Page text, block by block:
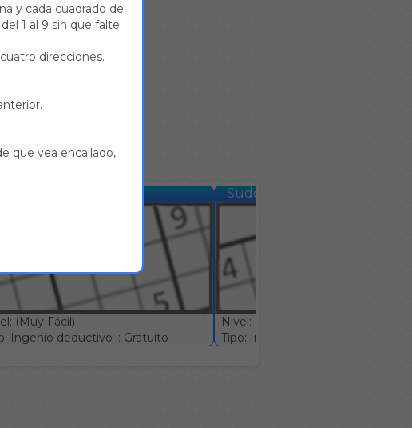
(Muy Fácil)
Ingenio deductivo :: Gratuito
Sudoku #79
Nivel: (Muy Fácil)
Tipo: Ingenio deductivo :: Gratuito
y cada cuadrado de
1 al 9 sin que falte
direcciones.
que vea encallado,